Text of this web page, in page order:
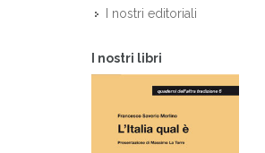
I nostri editoriali
I nostri libri